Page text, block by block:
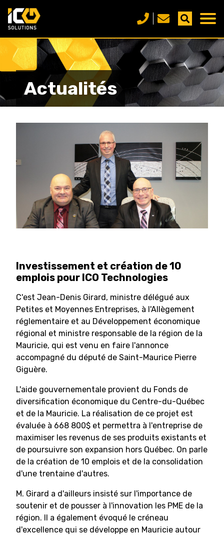
Actualités
Investissement et création de 10
emplois pour ICO Technologies
C'est Jean-Denis Girard, ministre délégué aux
Petites et Moyennes Entreprises, à l'Allègement
réglementaire et au Développement économique
régional et ministre responsable de la région de la
Mauricie, qui est venu en faire l'annonce
accompagné du député de Saint-Maurice Pierre
Giguère.
L'aide gouvernementale provient du Fonds de
diversification économique du Centre-du-Québec
et de la Mauricie. La réalisation de ce projet est
évaluée à 668 800$ et permettra à l'entreprise de
maximiser les revenus de ses produits existants et
de poursuivre son expansion hors Québec. On parle
de la création de 10 emplois et de la consolidation
d'une trentaine d'autres.
M. Girard a d'ailleurs insisté sur l'importance de
soutenir et de pousser à l'innovation les PME de la
région. Il a également évoqué le créneau
d'excellence qui se développe en Mauricie autour